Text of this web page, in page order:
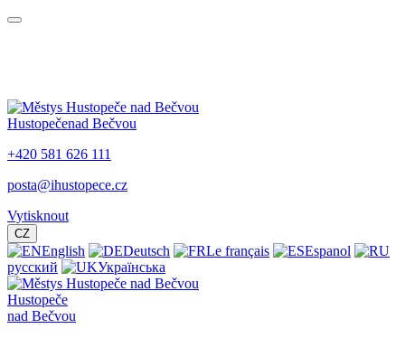
Hustopečenad Bečvou
+420 581 626 111
posta@ihustopece.cz
Vytisknout
CZ
English Deutsch Le français
Espanol
русский
Українська
Hustopeče
nad Bečvou